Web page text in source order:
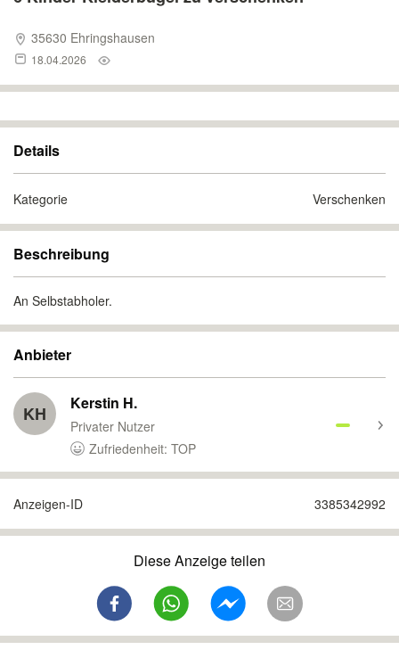
35630 Ehringshausen
18.04.2026
Details
Kategorie Verschenken
Beschreibung
An Selbstabholer.
Anbieter
KH Kerstin H.
Privater Nutzer
Zufriedenheit: TOP
Anzeigen-ID 3385342992
Diese Anzeige teilen